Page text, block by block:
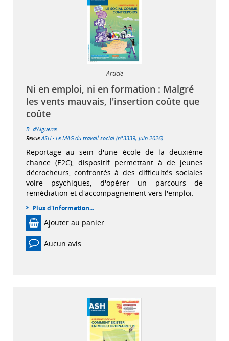
Article
Ni en emploi, ni en formation : Malgré
les vents mauvais, l'insertion coûte que
coûte
B. d'Alguerre |
RevueASH - Le MAG du travail social (n°3339, Juin 2026)
Reportage au sein d'une école de la deuxième
chance (E2C), dispositif permettant à de jeunes
décrocheurs, confrontés à des difficultés sociales
voire psychiques, d'opérer un parcours de
remédiation et d'accompagnement vers l'emploi.
Plus d'information...
Ajouter au panier
Aucun avis